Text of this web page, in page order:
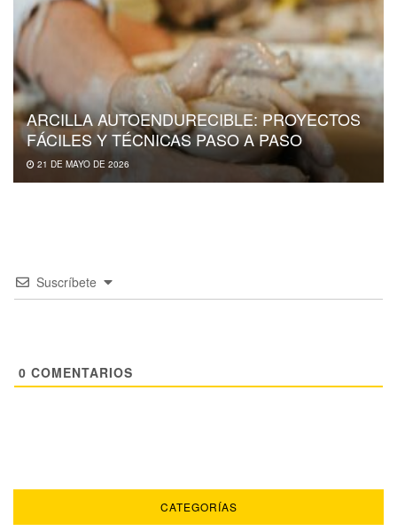
ARCILLA AUTOENDURECIBLE: PROYECTOS
FÁCILES Y TÉCNICAS PASO A PASO
21 DE MAYO DE 2026
Suscríbete
0 COMENTARIOS
CATEGORÍAS